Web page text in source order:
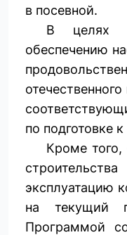
в посевной.
В целях
обеспечению
по подготовке
Кроме
эксплуатацию
на текущий
Программой